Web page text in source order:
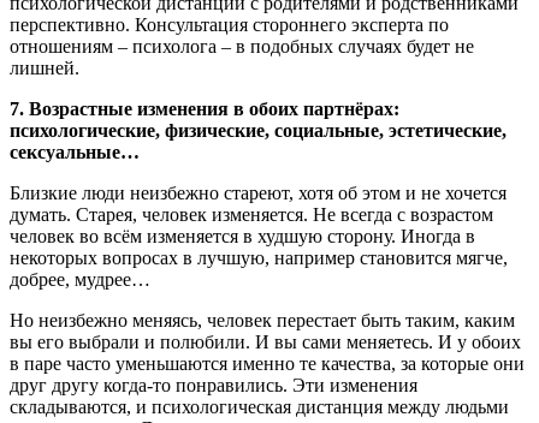
перспективно. Консультация стороннего эксперта по
отношениям – психолога – в подобных случаях будет не
лишней.
7. Возрастные изменения в обоих партнёрах:
психологические, физические, социальные, эстетические,
сексуальные…
Близкие люди неизбежно стареют, хотя об этом и не хочется
думать. Старея, человек изменяется. Не всегда с возрастом
человек во всём изменяется в худшую сторону. Иногда в
некоторых вопросах в лучшую, например становится мягче,
добрее, мудрее…
Но неизбежно меняясь, человек перестает быть таким, каким
вы его выбрали и полюбили. И вы сами меняетесь. И у обоих
в паре часто уменьшаются именно те качества, за которые они
друг другу когда-то понравились. Эти изменения
складываются, и психологическая дистанция между людьми